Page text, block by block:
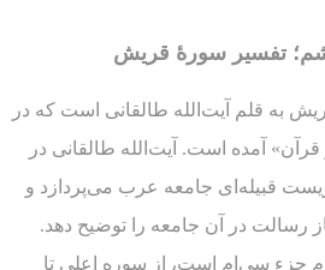
تفسیر سورۀ قریش
به قلم آیت‌الله طالقانی است که در
آمده است. آیت‌الله طالقانی در
قبیله‌ای جامعه عرب می‌پردازد و
در آن جامعه را توضیح دهد.
جزء سی‌ام است، از سوره اعلی تا